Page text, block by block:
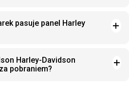
pasuje panel Harley
Harley-Davidson
pobraniem?